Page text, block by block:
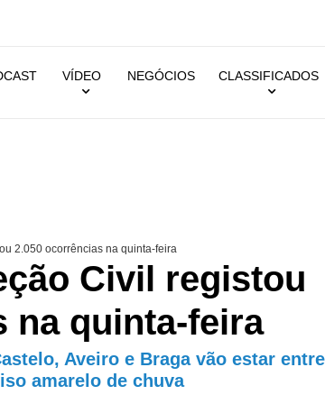
VÍDEO NEGÓCIOS CLASSIFICADOS
2.050 ocorrências na quinta-feira
Civil registou
na quinta-feira
Aveiro e Braga vão estar entre
amarelo de chuva